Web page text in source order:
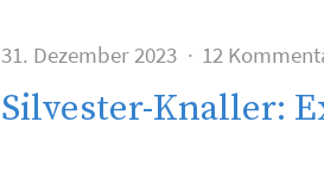
31. Dezember 2023 12
Silvester-Knaller: